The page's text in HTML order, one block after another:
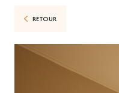
RETOUR